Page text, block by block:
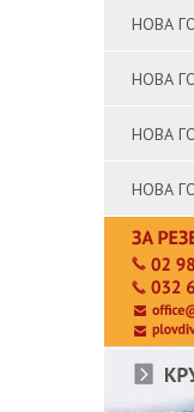
НОВА
НОВА
НОВА
НОВА